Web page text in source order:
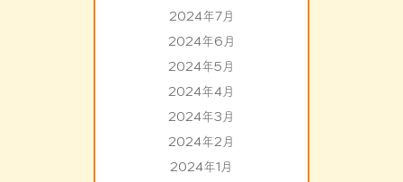
2024年7月
2024年6月
2024年5月
2024年4月
2024年3月
2024年2月
2024年1月